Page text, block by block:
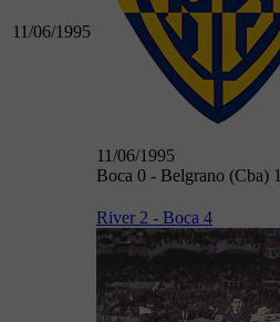
11/06/1995
11/06/1995
Boca 0 - Belgrano (Cba) 1
River 2 - Boca 4